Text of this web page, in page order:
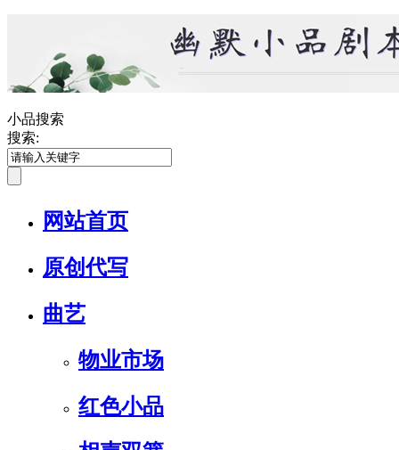
小品搜索
搜索:
网站首页
原创代写
曲艺
物业市场
红色小品